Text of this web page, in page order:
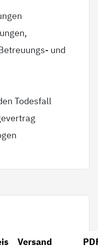
und
Todesfall
Versand